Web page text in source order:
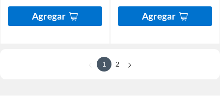
Agregar Agregar
1 2